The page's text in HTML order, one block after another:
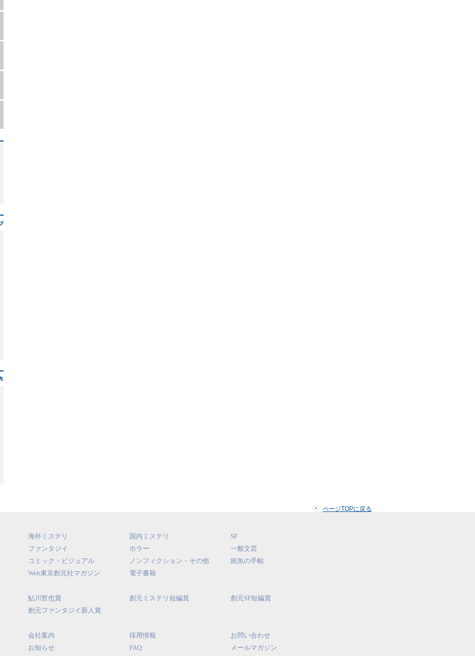
ページTOPに戻る
海外ミステリ 国内ミステリ
SF
ファンタジイ
ホラー
一般文芸
コミック・ビジュアル
ノンフィクション・その他
紙魚の手帖
Web東京創元社マガジン
電子書籍
鮎川哲也賞 創元ミステリ短編賞
創元SF短編賞
創元ファンタジイ新人賞
会社案内 採用情報
お問い合わせ
お知らせ
FAQ メールマガジン